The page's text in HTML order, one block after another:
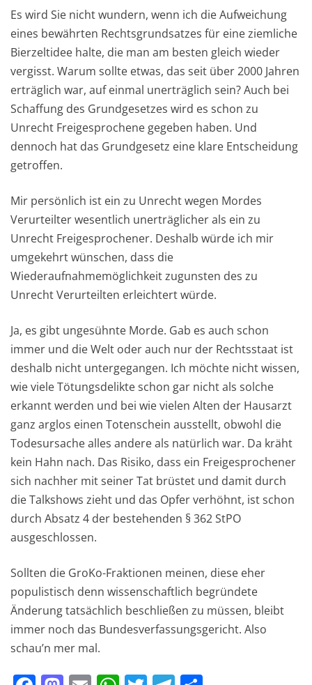
Es wird Sie nicht wundern, wenn ich die Aufweichung
eines bewährten Rechtsgrundsatzes für eine ziemliche
Bierzeltidee halte, die man am besten gleich wieder
vergisst. Warum sollte etwas, das seit über 2000 Jahren
erträglich war, auf einmal unerträglich sein? Auch bei
Schaffung des Grundgesetzes wird es schon zu
Unrecht Freigesprochene gegeben haben. Und
dennoch hat das Grundgesetz eine klare Entscheidung
getroffen.
Mir persönlich ist ein zu Unrecht wegen Mordes
Verurteilter wesentlich unerträglicher als ein zu
Unrecht Freigesprochener. Deshalb würde ich mir
umgekehrt wünschen, dass die
Wiederaufnahmemöglichkeit zugunsten des zu
Unrecht Verurteilten erleichtert würde.
Ja, es gibt ungesühnte Morde. Gab es auch schon
immer und die Welt oder auch nur der Rechtsstaat ist
deshalb nicht untergegangen. Ich möchte nicht wissen,
wie viele Tötungsdelikte schon gar nicht als solche
erkannt werden und bei wie vielen Alten der Hausarzt
ganz arglos einen Totenschein ausstellt, obwohl die
Todesursache alles andere als natürlich war. Da kräht
kein Hahn nach. Das Risiko, dass ein Freigesprochener
sich nachher mit seiner Tat brüstet und damit durch
die Talkshows zieht und das Opfer verhöhnt, ist schon
durch Absatz 4 der bestehenden § 362 StPO
ausgeschlossen.
Sollten die GroKo-Fraktionen meinen, diese eher
populistisch denn wissenschaftlich begründete
Änderung tatsächlich beschließen zu müssen, bleibt
immer noch das Bundesverfassungsgericht. Also
schau’n mer mal.